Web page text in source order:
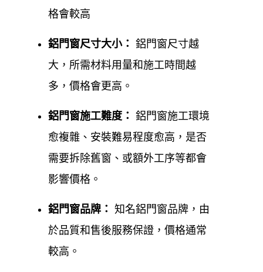
週日休息
Google 評價：5.0顆星
台北中山區鋁門窗安裝、台北中山
區鋁門窗保養、台北中山區鋁門窗
維修、台北中山區鋁門窗更換
台北中山區鋁門窗
格會較高
鋁門窗尺寸大小： 鋁門窗尺寸越
大，所需材料用量和施工時間越
多，價格會更高。
鋁門窗施工難度： 鋁門窗施工環境
愈複雜、安裝難易程度愈高，是否
需要拆除舊窗、或額外工序等都會
影響價格。
鋁門窗品牌： 知名鋁門窗品牌，由
於品質和售後服務保證，價格通常
較高。